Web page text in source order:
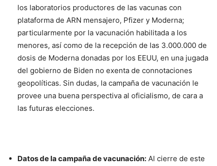
los laboratorios productores de las vacunas con
plataforma de ARN mensajero, Pfizer y Moderna;
particularmente por la vacunación habilitada a los
menores, así como de la recepción de las 3.000.000 de
dosis de Moderna donadas por los EEUU, en una jugada
del gobierno de Biden no exenta de connotaciones
geopolíticas. Sin dudas, la campaña de vacunación le
provee una buena perspectiva al oficialismo, de cara a
las futuras elecciones.
Datos de la campaña de vacunación: Al cierre de este